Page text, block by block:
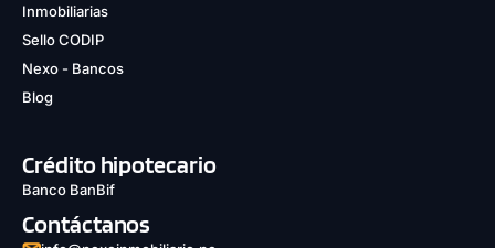
Inmobiliarias
Sello CODIP
Nexo - Bancos
Blog
Crédito hipotecario
Banco BanBif
Contáctanos